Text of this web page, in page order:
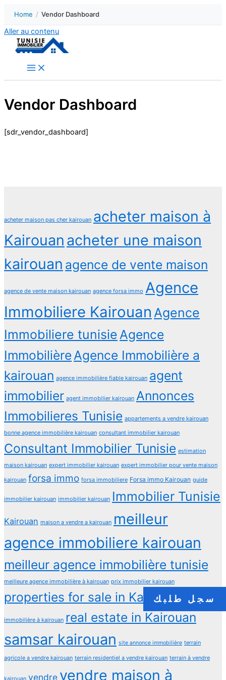
Home / Vendor Dashboard
سجل طلبك
Aller au contenu
Vendor Dashboard
[sdr_vendor_dashboard]
acheter maison pas cher kairouan acheter maison à
Kairouan acheter une maison
kairouan agence de vente maison
agence de vente maison kairouan agence forsa immo Agence
Immobiliere Kairouan Agence
Immobiliere tunisie Agence
Immobilière Agence Immobilière a
kairouan agence immobilière fiable kairouan agent
immobilier agent immobilier kairouan Annonces
Immobilieres Tunisie appartements a vendre kairouan
bonne agence immobilière kairouan consultant immobilier kairouan
Consultant Immobilier Tunisie estimation
maison kairouan expert immobilier kairouan expert immobilier pour vente maison
kairouan forsa immo forsa immobiliere Forsa immo Kairouan guide
immobilier kairouan immobilier kairouan Immobilier Tunisie
Kairouan maison a vendre a kairouan meilleur
agence immobiliere kairouan
meilleur agence immobilière tunisie
meilleure agence immobilière à kairouan prix immobilier kairouan
properties for sale in Kairouan propriété
immobilière à kairouan real estate in Kairouan
samsar kairouan site annonce immobilière terrain
agricole a vendre kairouan terrain residentiel a vendre kairouan terrain à vendre
kairouan vendre vendre maison à